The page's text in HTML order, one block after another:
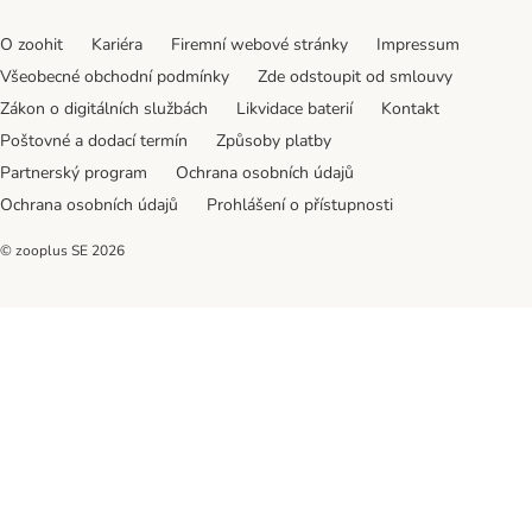
O zoohit Kariéra Firemní webové stránky
Impressum
Všeobecné obchodní podmínky
Zde odstoupit od smlouvy
Zákon o digitálních službách
Likvidace baterií
Kontakt
Poštovné a dodací termín
Způsoby platby
Partnerský program
Ochrana osobních údajů
Ochrana osobních údajů
Prohlášení o přístupnosti
© zooplus SE 2026